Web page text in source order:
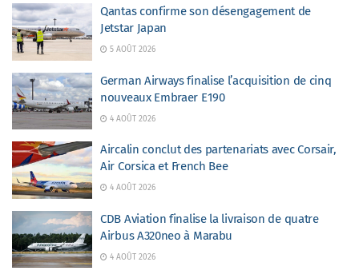
Qantas confirme son désengagement de
Jetstar Japan
5 AOÛT 2026
German Airways finalise l’acquisition de cinq
nouveaux Embraer E190
4 AOÛT 2026
Aircalin conclut des partenariats avec Corsair,
Air Corsica et French Bee
4 AOÛT 2026
CDB Aviation finalise la livraison de quatre
Airbus A320neo à Marabu
4 AOÛT 2026